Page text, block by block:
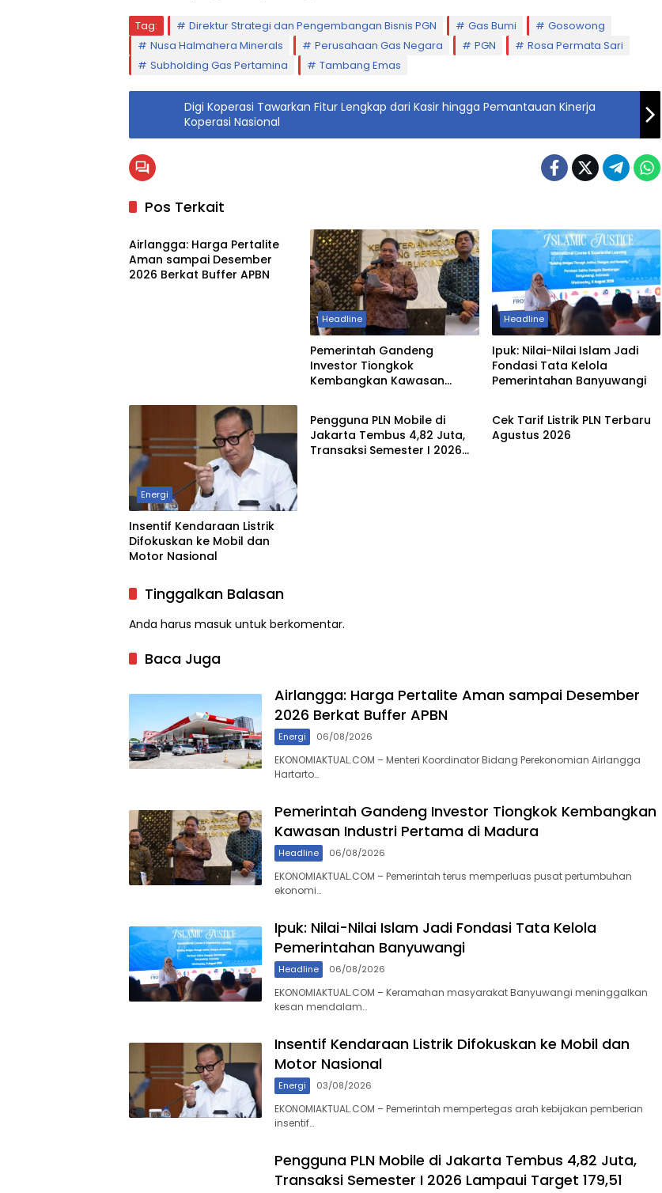
Tag: Direktur Strategi dan Pengembangan Bisnis PGN Gas Bumi
Gosowong
Nusa Halmahera Minerals
Perusahaan Gas Negara PGN
Rosa Permata Sari
Subholding Gas Pertamina
Tambang Emas
Digi Koperasi Tawarkan Fitur Lengkap dari Kasir hingga Pemantauan Kinerja
Koperasi Nasional
Pos Terkait
Energi
Airlangga: Harga Pertalite
Aman sampai Desember
2026 Berkat Buffer APBN
Headline
Pemerintah Gandeng
Investor Tiongkok
Kembangkan Kawasan
Headline
Ipuk: Nilai-Nilai Islam Jadi
Fondasi Tata Kelola
Pemerintahan Banyuwangi
Energi
Insentif Kendaraan Listrik
Difokuskan ke Mobil dan
Motor Nasional
Energi
Pengguna PLN Mobile di
Jakarta Tembus 4,82 Juta,
Transaksi Semester I 2026
Energi
Cek Tarif Listrik PLN Terbaru
Agustus 2026
Tinggalkan Balasan
Anda harus masuk untuk berkomentar.
Baca Juga
Airlangga: Harga Pertalite Aman sampai Desember
2026 Berkat Buffer APBN
Energi 06/08/2026
EKONOMIAKTUAL.COM – Menteri Koordinator Bidang Perekonomian Airlangga
Hartarto…
Pemerintah Gandeng Investor Tiongkok Kembangkan
Kawasan Industri Pertama di Madura
Headline 06/08/2026
EKONOMIAKTUAL.COM – Pemerintah terus memperluas pusat pertumbuhan
ekonomi…
Ipuk: Nilai-Nilai Islam Jadi Fondasi Tata Kelola
Pemerintahan Banyuwangi
Headline 06/08/2026
EKONOMIAKTUAL.COM – Keramahan masyarakat Banyuwangi meninggalkan
kesan mendalam…
Insentif Kendaraan Listrik Difokuskan ke Mobil dan
Motor Nasional
Energi 03/08/2026
EKONOMIAKTUAL.COM – Pemerintah mempertegas arah kebijakan pemberian
insentif…
Pengguna PLN Mobile di Jakarta Tembus 4,82 Juta,
Transaksi Semester I 2026 Lampaui Target 179,51